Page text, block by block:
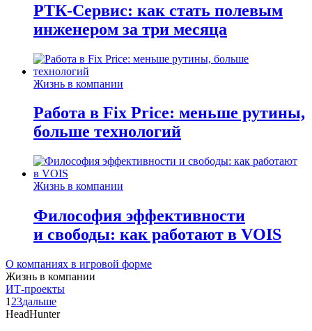
РТК-Сервис: как стать полевым
инженером за три месяца
Жизнь в компании
Работа в Fix Price: меньше рутины,
больше технологий
Жизнь в компании
Философия эффективности
и свободы: как работают в VOIS
О компаниях в игровой форме
Жизнь в компании
ИТ-проекты
1 23дальше
HeadHunter